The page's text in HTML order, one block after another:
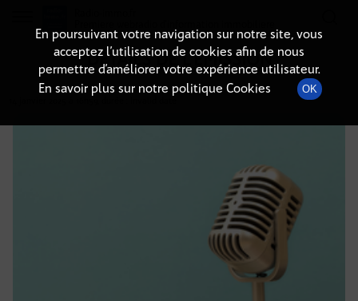
DÉTAILS DE L'ÉMISSION
En poursuivant votre navigation sur notre site, vous
acceptez l’utilisation de cookies afin de nous
permettre d’améliorer votre expérience utilisateur.
En savoir plus sur notre politique Cookies
OK